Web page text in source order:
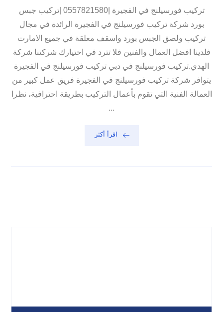
تركيب فورسيلنج في الفجيرة |0557821580 |تركيب جبس
بورد شركة تركيب فورسيلنج في الفجيرة الرائدة في مجال
تركيب ولصق الجبس بورد واسقف معلقة في جميع الامارت
فلدينا افضل العمال والفنين فلا تترد في اختيارك شركتنا شركة
الهدي.تركيب فورسيلنج في دبي تركيب فورسيلنج في الفجيرة
يتوافر شركة تركيب فورسيلنج في الفجيرة فريق عمل كبير من
العمالة الفنية التي تقوم بأعمال التركيب بطريقة احترافية، نظرا
...
اقرأ أكثر